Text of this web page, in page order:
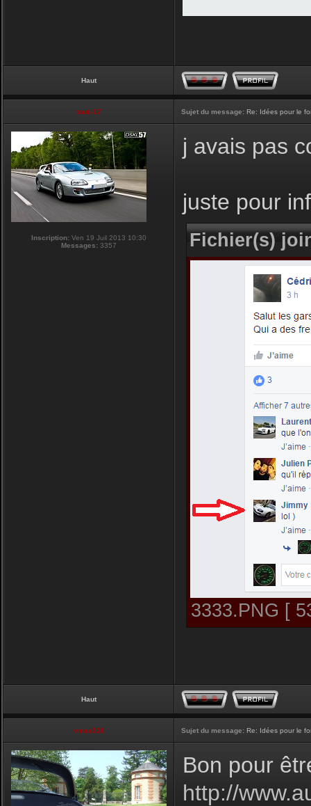
Haut
touti-17 Sujet du message: Re: Idées pour le
Inscription: Ven 19 Juil 2013 10:30
Messages: 3357
j avais pas
juste pour
Fichier(s)
3333.PNG [
Haut
vmax330 Sujet du message: Re: Idées pour le
Bon pour
http://